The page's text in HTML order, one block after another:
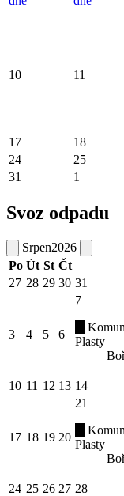
10 11
17
18
24
25
31
1
Svoz odpadu
Srpen2026
Po Út St Čt
27 28 29 30 31
3 4 5 6
7
Plasty
10 11 12 13 14
17 18 19 20
21
Plasty
24 25 26 27 28